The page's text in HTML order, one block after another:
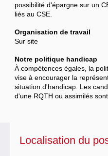
possibilité d'épargne sur un
liés au CSE.
Organisation de travail
Sur site
Notre politique handicap
À compétences égales, la
vise à encourager la
situation d'handicap. Les
d'une RQTH ou assimilés
Localisation du